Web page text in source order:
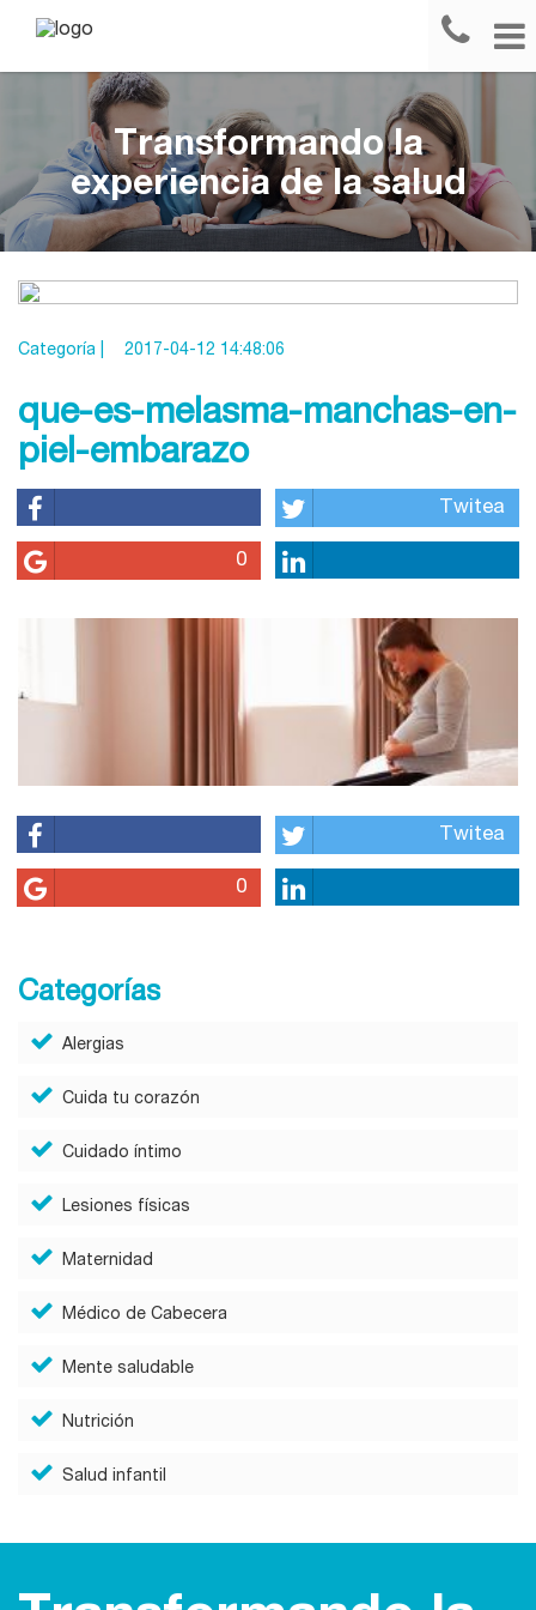
Transformando la
experiencia de la salud
Categoría | 2017-04-12 14:48:06
que-es-melasma-manchas-en-
piel-embarazo
Twitea
0
Twitea
0
Categorías
Alergias
Cuida tu corazón
Cuidado íntimo
Lesiones físicas
Maternidad
Médico de Cabecera
Mente saludable
Nutrición
Salud infantil